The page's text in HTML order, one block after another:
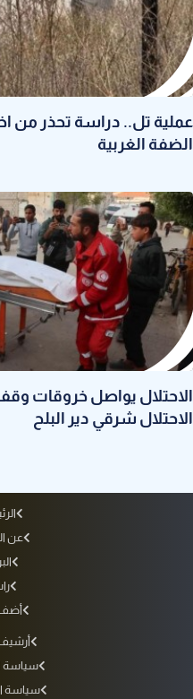
عملية تل.. دراسة تحذر من
الضفة الغربية
الاحتلال يواصل خروقات
الاحتلال شرقي دير البلح
عن
أرشيف
سياسة
سياسة